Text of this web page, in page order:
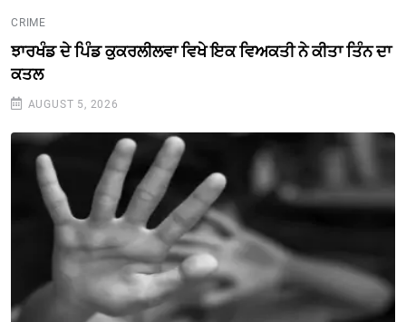
CRIME
ਝਾਰਖੰਡ ਦੇ ਪਿੰਡ ਕੁਕਰਲੀਲਵਾ ਵਿਖੇ ਇਕ ਵਿਅਕਤੀ ਨੇ ਕੀਤਾ ਤਿੰਨ ਦਾ
ਕਤਲ
AUGUST 5, 2026